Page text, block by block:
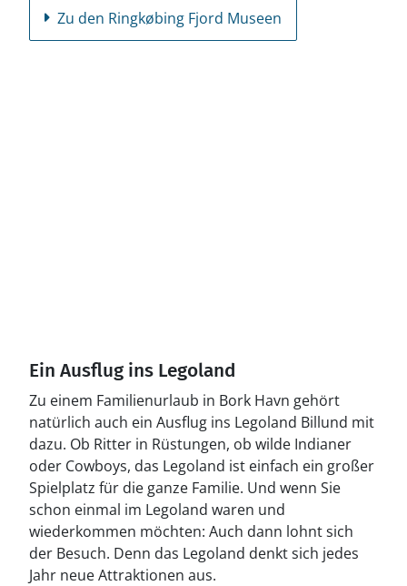
Zu den Ringkøbing Fjord Museen
Ein Ausflug ins Legoland
Zu einem Familienurlaub in Bork Havn gehört
natürlich auch ein Ausflug ins Legoland Billund mit
dazu. Ob Ritter in Rüstungen, ob wilde Indianer
oder Cowboys, das Legoland ist einfach ein großer
Spielplatz für die ganze Familie. Und wenn Sie
schon einmal im Legoland waren und
wiederkommen möchten: Auch dann lohnt sich
der Besuch. Denn das Legoland denkt sich jedes
Jahr neue Attraktionen aus.